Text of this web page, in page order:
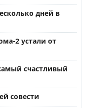
дней в
2 устали от
счастливый
совести